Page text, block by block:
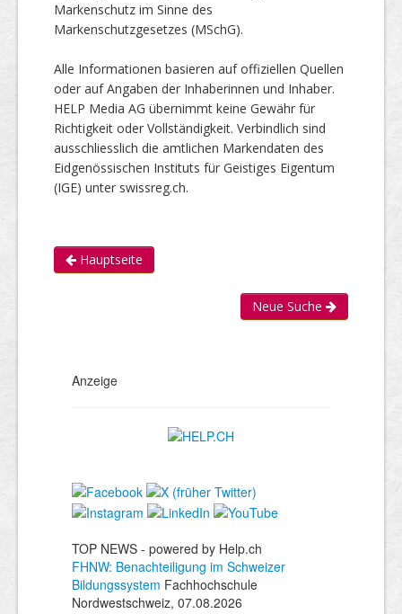
Markenschutz im Sinne des
Markenschutzgesetzes (MSchG).
Alle Informationen basieren auf offiziellen Quellen
oder auf Angaben der Inhaberinnen und Inhaber.
HELP Media AG übernimmt keine Gewähr für
Richtigkeit oder Vollständigkeit. Verbindlich sind
ausschliesslich die amtlichen Markendaten des
Eidgenössischen Instituts für Geistiges Eigentum
(IGE) unter swissreg.ch.
Hauptseite
Neue Suche